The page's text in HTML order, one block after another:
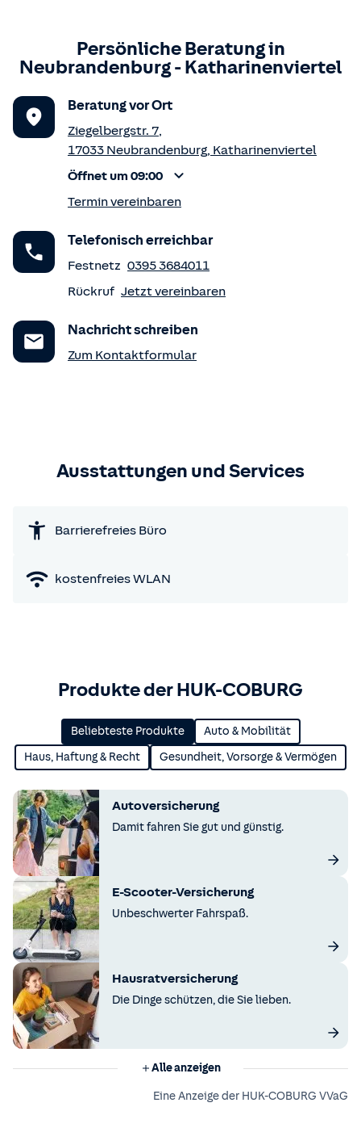
Persönliche Beratung in
Neubrandenburg-Katharinenviertel
Beratung vor Ort
Ziegelbergstr. 7,
17033 Neubrandenburg, Katharinenviertel
Öffnet um 09:00
Termin vereinbaren
Telefonisch erreichbar
Festnetz 0395 3684011
Rückruf Jetzt vereinbaren
Nachricht schreiben
Zum Kontaktformular
Ausstattungen und Services
Barrierefreies Büro
kostenfreies WLAN
Produkte der HUK-COBURG
Beliebteste Produkte Auto & Mobilität
Haus, Haftung & Recht Gesundheit, Vorsorge & Vermögen
Autoversicherung
Damit fahren Sie gut und günstig.
E-Scooter-Versicherung
Unbeschwerter Fahrspaß.
Hausratversicherung
Die Dinge schützen, die Sie lieben.
Alle anzeigen
Eine Anzeige der HUK-COBURG VVaG